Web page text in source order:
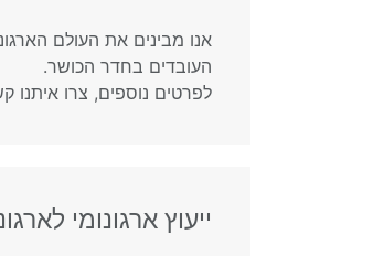
אנו מבינים את העולם
העובדים בחדר הכושר.
לפרטים נוספים, צרו איתנו
ייעוץ ארגונומי